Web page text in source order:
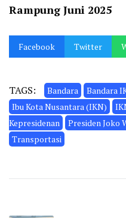
Rampung Juni 2025
Facebook Twitter
TAGS: Bandara Bandara
Ibu Kota Nusantara (IKN)
Kepresidenan
Presiden Joko
Transportasi